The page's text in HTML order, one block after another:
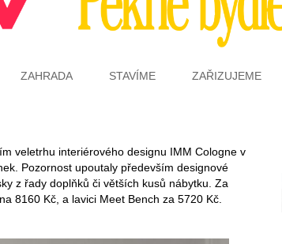
ZAHRADA STAVÍME ZAŘIZUJEME
veletrhu interiérového designu IMM Cologne v
Pozornost upoutaly především designové
z řady doplňků či větších kusů nábytku. Za
8160 Kč, a lavici Meet Bench za 5720 Kč.